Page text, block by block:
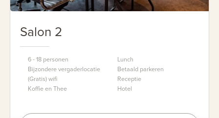
Salon 2
6 - 18 personen
Bijzondere vergaderlocatie
(Gratis) wifi
Koffie en Thee
Lunch
Betaald parkeren
Receptie
Hotel